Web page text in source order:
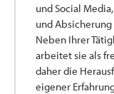
und Social
und Absicherung
Neben Ihrer
arbeitet sie als
daher die
eigener